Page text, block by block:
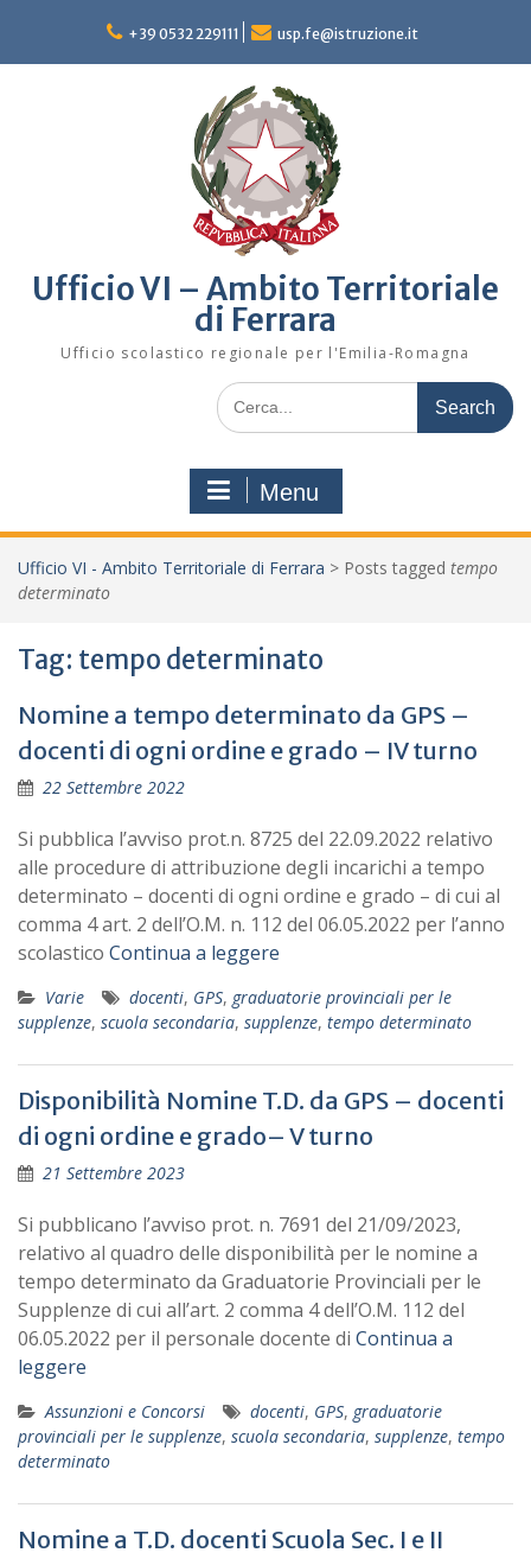
content
+39 0532 229111 usp.fe@istruzione.it
Ufficio VI – Ambito Territoriale
di Ferrara
Ufficio scolastico regionale per l'Emilia-Romagna
Search
for:
Menu
Ufficio VI - Ambito Territoriale di Ferrara > Posts tagged tempo
determinato
Tag: tempo determinato
Nomine a tempo determinato da GPS –
docenti di ogni ordine e grado – IV turno
22 Settembre 2022
Si pubblica l’avviso prot.n. 8725 del 22.09.2022 relativo
alle procedure di attribuzione degli incarichi a tempo
determinato – docenti di ogni ordine e grado – di cui al
comma 4 art. 2 dell’O.M. n. 112 del 06.05.2022 per l’anno
scolastico Continua a leggere
Varie docenti, GPS, graduatorie provinciali per le
supplenze, scuola secondaria, supplenze, tempo determinato
Disponibilità Nomine T.D. da GPS – docenti
di ogni ordine e grado– V turno
21 Settembre 2023
Si pubblicano l’avviso prot. n. 7691 del 21/09/2023,
relativo al quadro delle disponibilità per le nomine a
tempo determinato da Graduatorie Provinciali per le
Supplenze di cui all’art. 2 comma 4 dell’O.M. 112 del
06.05.2022 per il personale docente di Continua a
leggere
Assunzioni e Concorsi docenti, GPS, graduatorie
provinciali per le supplenze, scuola secondaria, supplenze, tempo
determinato
Nomine a T.D. docenti Scuola Sec. I e II